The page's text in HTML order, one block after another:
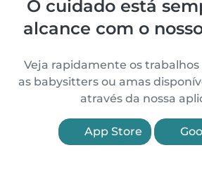
O cuidado está
alcance com o
Veja rapidamente os
as babysitters ou amas
através da nossa
App Store